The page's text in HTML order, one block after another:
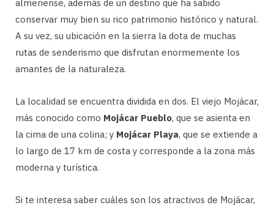
almeriense, además de un destino que ha sabido
conservar muy bien su rico patrimonio histórico y natural.
A su vez, su ubicación en la sierra la dota de muchas
rutas de senderismo que disfrutan enormemente los
amantes de la naturaleza.
La localidad se encuentra dividida en dos. El viejo Mojácar,
más conocido como Mojácar Pueblo, que se asienta en
la cima de una colina; y Mojácar Playa, que se extiende a
lo largo de 17 km de costa y corresponde a la zona más
moderna y turística.
Si te interesa saber cuáles son los atractivos de Mojácar,